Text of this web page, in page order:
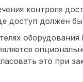
контроля
доступ должен
это при